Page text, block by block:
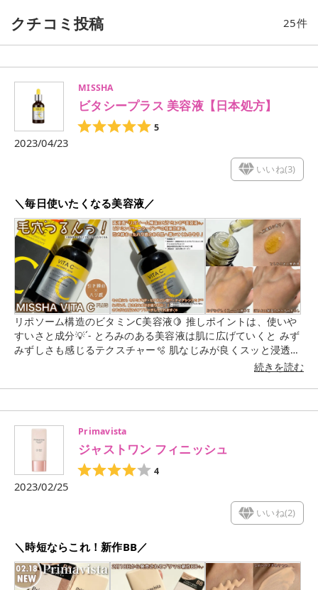
クチコミ投稿 25件
MISSHA
ビタシープラス 美容液【日本処方】
5
2023/04/23
いいね(3)
＼毎日使いたくなる美容液／
リポソーム構造のビタミンC美容液🍋 推しポイントは、使いや
すいさと成分💡´- とろみのある美容液は肌に広げていくと みず
みずしさも感じるテクスチャー🫧 肌なじみが良くスッと浸透し
激を感じることもあるのですが...！ こちらは比較的マイルドな
はありません) また、ビタミンCの他にも さまざな肌悩みにアプ
ローチしてくれる 魅力的な成分がモリモリでこの価格！！ あり
がたすぎる〜🥹🙏🏻 個人的にMISSHAといえば、クッションフ
ァンデや アイシャドウのコスメのイメージが強かったのですが
スキンケア用品も凄かった🤩🫶🏻🫶🏻
続きを読む
Primavista
ジャストワン フィニッシュ
4
2023/02/25
いいね(2)
＼時短ならこれ！新作BB／